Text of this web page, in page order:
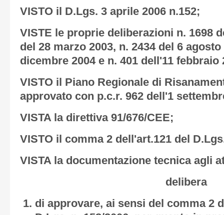
VISTO il D.Lgs. 3 aprile 2006 n.152;
VISTE le proprie deliberazioni n. 1698
del 28 marzo 2003, n. 2434 del 6
dicembre 2004 e n. 401 dell'11 febbraio
VISTO il Piano Regionale di
approvato con p.c.r. 962 dell'1
VISTA la direttiva 91/676/CEE;
VISTO il comma 2 dell'art.121 del
VISTA la documentazione tecnica agli
delibera
di approvare, ai sensi del comma 2